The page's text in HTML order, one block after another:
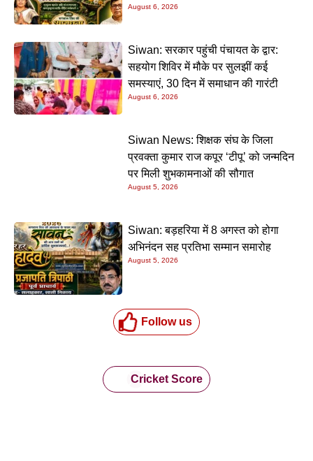
August 6, 2026
Siwan: सरकार पहुंची पंचायत के द्वार:
सहयोग शिविर में मौके पर सुलझीं कई
समस्याएं, 30 दिन में समाधान की गारंटी
August 6, 2026
Siwan News: शिक्षक संघ के जिला
प्रवक्ता कुमार राज कपूर ‘टीपू’ को जन्मदिन
पर मिली शुभकामनाओं की सौगात
August 5, 2026
Siwan: बड़हरिया में 8 अगस्त को होगा
अभिनंदन सह प्रतिभा सम्मान समारोह
August 5, 2026
Follow us
Cricket Score